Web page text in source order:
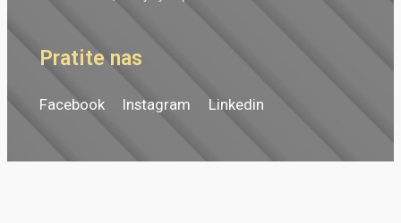
Pratite nas
Facebook Instagram Linkedin